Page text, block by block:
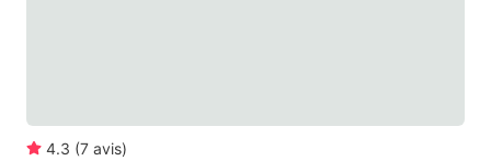
4.3 (7 avis)